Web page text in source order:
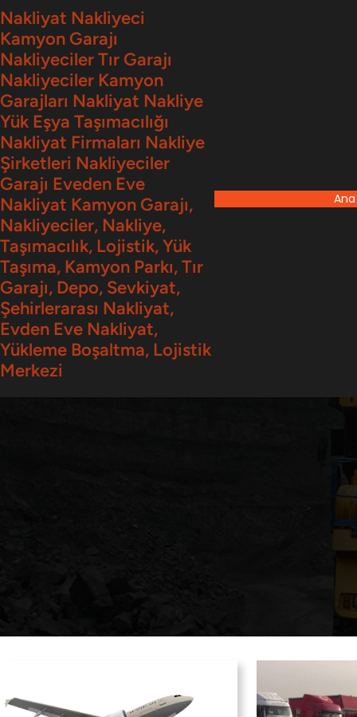
İçeriğe
geç
Nakliyat Nakliyeci
Kamyon Garajı
Nakliyeciler Tır Garajı
Nakliyeciler Kamyon
Garajları Nakliyat Nakliye
Yük Eşya Taşımacılığı
Nakliyat Firmaları Nakliye
Şirketleri Nakliyeciler
Garajı Eveden Eve
Nakliyat Kamyon Garajı,
Nakliyeciler, Nakliye,
Taşımacılık, Lojistik, Yük
Taşıma, Kamyon Parkı, Tır
Garajı, Depo, Sevkiyat,
Şehirlerarası Nakliyat,
Evden Eve Nakliyat,
Yükleme Boşaltma, Lojistik
Merkezi